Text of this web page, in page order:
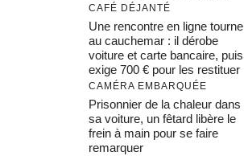
CAFÉ DÉJANTÉ
Une rencontre en ligne tourne
au cauchemar : il dérobe
voiture et carte bancaire, puis
exige 700 € pour les restituer
CAMÉRA EMBARQUÉE
Prisonnier de la chaleur dans
sa voiture, un fêtard libère le
frein à main pour se faire
remarquer